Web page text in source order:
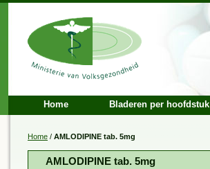
Home Bladeren per hoofdstuk
Home / AMLODIPINE tab. 5mg
AMLODIPINE tab. 5mg